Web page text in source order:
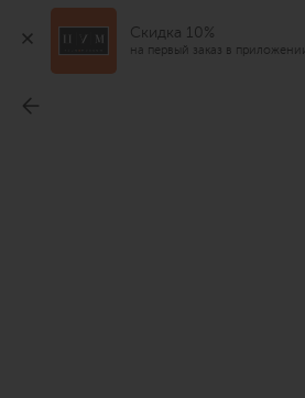
Скидка 10%
на первый заказ в приложении